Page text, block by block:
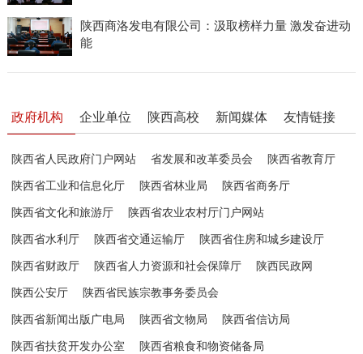
陕西商洛发电有限公司：汲取榜样力量 激发奋进动
能
政府机构 企业单位 陕西高校 新闻媒体 友情链接
陕西省人民政府门户网站 省发展和改革委员会 陕西省教育厅
陕西省工业和信息化厅 陕西省林业局 陕西省商务厅
陕西省文化和旅游厅 陕西省农业农村厅门户网站
陕西省水利厅 陕西省交通运输厅 陕西省住房和城乡建设厅
陕西省财政厅 陕西省人力资源和社会保障厅 陕西民政网
陕西公安厅 陕西省民族宗教事务委员会
陕西省新闻出版广电局 陕西省文物局 陕西省信访局
陕西省扶贫开发办公室 陕西省粮食和物资储备局